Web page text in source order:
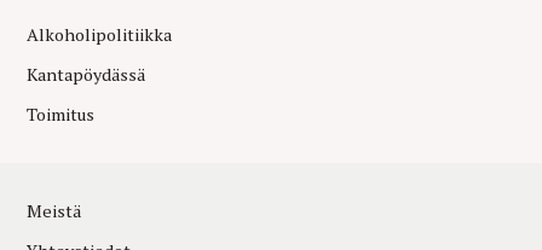
Alkoholipolitiikka
Kantapöydässä
Toimitus
Meistä